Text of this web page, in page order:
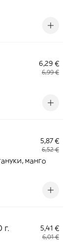
6,29 €
6,99 €
5,87 €
6,52 €
манго
г. 5,41 €
6,01 €